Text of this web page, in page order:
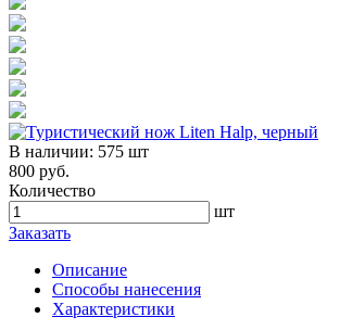
В наличии: 575 шт
800 руб.
Количество
шт
Заказать
Описание
Способы нанесения
Характеристики